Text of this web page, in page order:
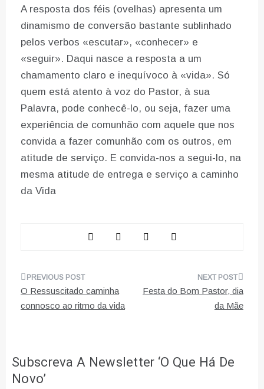
A resposta dos féis (ovelhas) apresenta um
dinamismo de conversão bastante sublinhado
pelos verbos «escutar», «conhecer» e
«seguir». Daqui nasce a resposta a um
chamamento claro e inequívoco à «vida». Só
quem está atento à voz do Pastor, à sua
Palavra, pode conhecê-lo, ou seja, fazer uma
experiência de comunhão com aquele que nos
convida a fazer comunhão com os outros, em
atitude de serviço. E convida-nos a segui-lo, na
mesma atitude de entrega e serviço a caminho
da Vida
Navegação
de
O Ressuscitado caminha
connosco ao ritmo da vida
Festa do Bom Pastor, dia
da Mãe
Subscreva A Newsletter ‘O Que Há De
Novo’